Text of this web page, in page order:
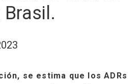
Brasil.
se estima que los ADRs